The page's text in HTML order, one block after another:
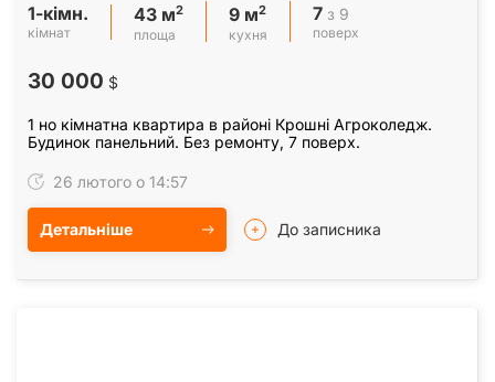
1-кімн.
кімнат
43 м2
площа
9 м2
кухня
7 з 9
поверх
30 000 $
1 но кімнатна квартира в районі Крошні Агроколедж.
Будинок панельний. Без ремонту, 7 поверх.
26 лютого о 14:57
Детальніше До записника